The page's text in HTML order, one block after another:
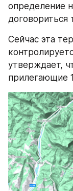
определение
договориться
Сейчас эта
утверждает,
прилегающие